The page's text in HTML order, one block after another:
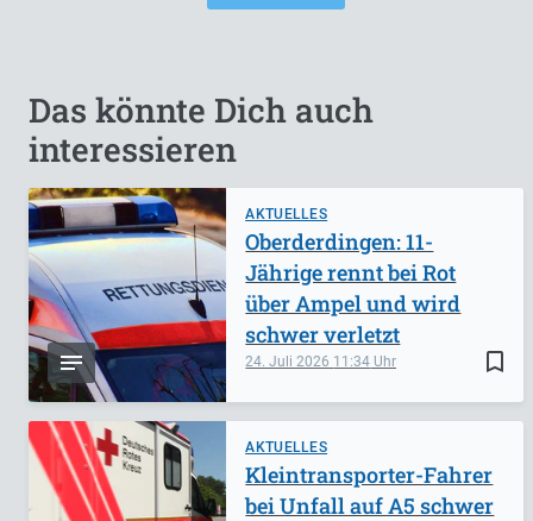
Das könnte Dich auch
interessieren
AKTUELLES
bookmark_border
24. Juli 2026 11:34
Oberderdingen: 11-
Jährige rennt bei Rot
über Ampel und wird
schwer verletzt
AKTUELLES
Kleintransporter-Fahrer
bei Unfall auf A5 schwer